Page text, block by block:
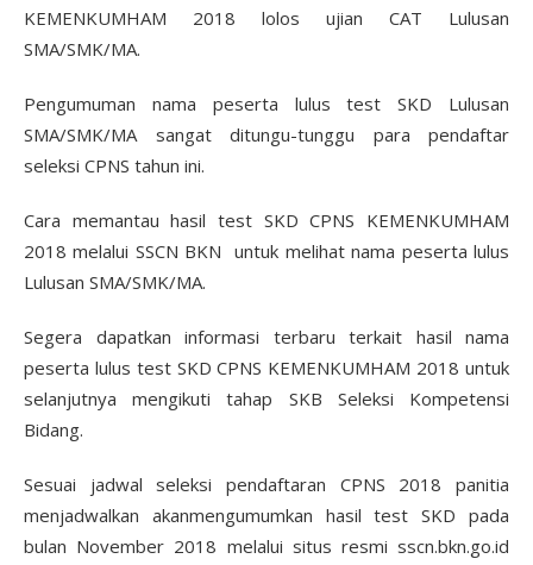
KEMENKUMHAM 2018 lolos ujian CAT Lulusan
SMA/SMK/MA.
Pengumuman nama peserta lulus test SKD Lulusan
SMA/SMK/MA sangat ditungu-tunggu para pendaftar
seleksi CPNS tahun ini.
Cara memantau hasil test SKD CPNS KEMENKUMHAM
2018 melalui SSCN BKN untuk melihat nama peserta lulus
Lulusan SMA/SMK/MA.
Segera dapatkan informasi terbaru terkait hasil nama
peserta lulus test SKD CPNS KEMENKUMHAM 2018 untuk
selanjutnya mengikuti tahap SKB Seleksi Kompetensi
Bidang.
Sesuai jadwal seleksi pendaftaran CPNS 2018 panitia
menjadwalkan akanmengumumkan hasil test SKD pada
bulan November 2018 melalui situs resmi sscn.bkn.go.id